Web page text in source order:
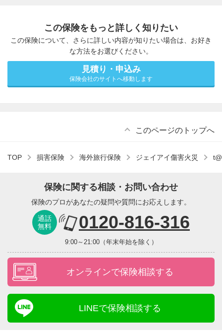
この保険をもっと詳しく知りたい
この保険について、さらに詳しい内容が知りたい場合は、お好き
な方法をお選びください。
見積り・申込み
保険会社のサイトへ移動します
このページのトップへ
TOP 損害保険 海外旅行保険 ジェイアイ傷害火災
保険に関する相談・お問い合わせ
保険のプロがあなたの疑問や質問にお応えします。
通話
無料
0120-816-316
9:00～21:00（年末年始を除く）
オンラインで保険相談する
LINEで保険相談する